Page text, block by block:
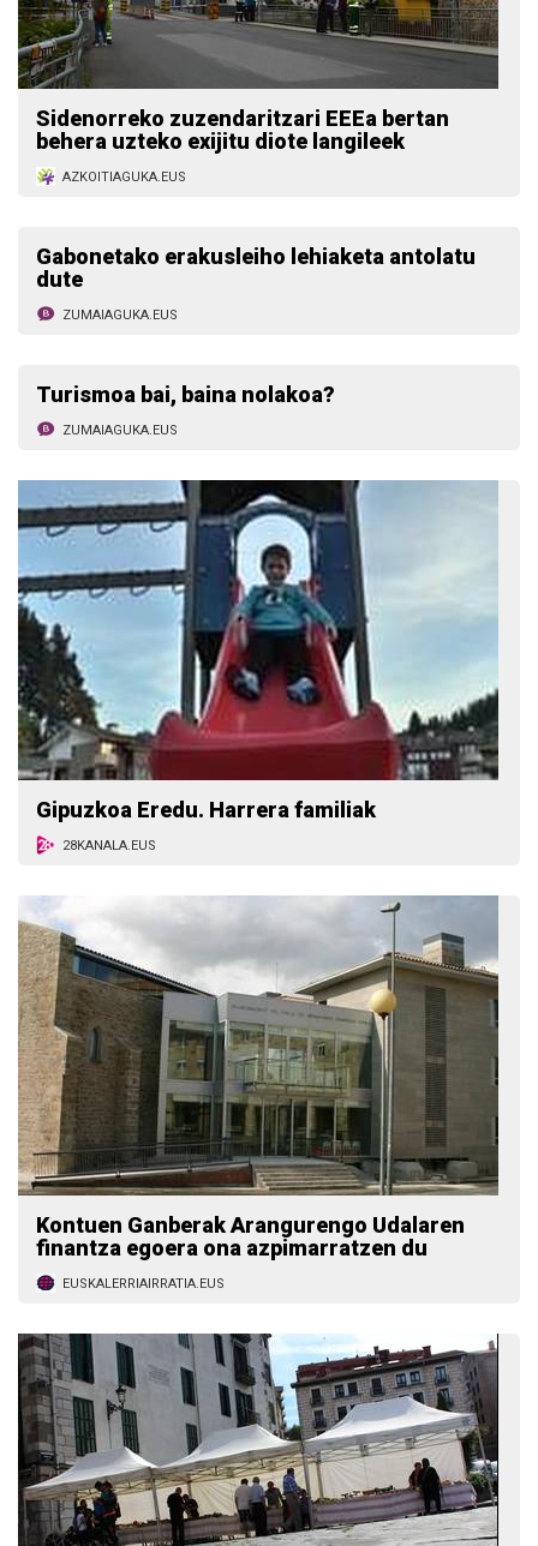
Sidenorreko zuzendaritzari EEEa bertan
behera uzteko exijitu diote langileek
AZKOITIAGUKA.EUS
Gabonetako erakusleiho lehiaketa antolatu
dute
ZUMAIAGUKA.EUS
Turismoa bai, baina nolakoa?
ZUMAIAGUKA.EUS
Gipuzkoa Eredu. Harrera familiak
28KANALA.EUS
Kontuen Ganberak Arangurengo Udalaren
finantza egoera ona azpimarratzen du
EUSKALERRIAIRRATIA.EUS